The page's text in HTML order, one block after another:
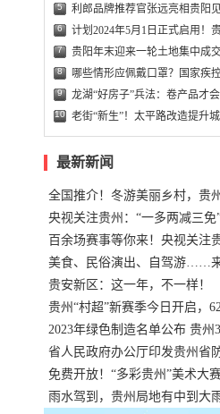
5 利郎品牌推荐官张远亮相贵阳
6 计划2024年5月1日正式启用！
7 贵阳年末迎来一轮土地集中成
8 哪些情形应佩戴口罩？国家疾
9 龙湖“好房子”兵法：卷产品才
10 老街“新生”！太平路改造提升
最新新闻
全国推介！冬游美丽乡村，贵
错过
央视关注贵州：“一多两减三
温
百余场赛事等你来！央视关注
正式“打响”
美食、民俗演出、自驾游……
两减三免”！
贵安新区：这一年，不一样！
贵州“村超”新赛季今日开启，
名额
2023年绿色制造名单公布 贵州
色工厂
省人民政府办公厅印发贵州省
资工作实施细则
免费开放！“多彩贵州”美术大
展，持续至1月19日
雨水驾到，贵州局地有中到大